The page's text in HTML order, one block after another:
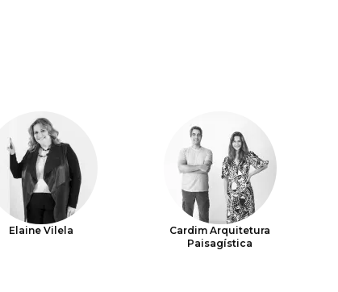
Elaine Vilela
Cardim Arquitetura
Paisagística